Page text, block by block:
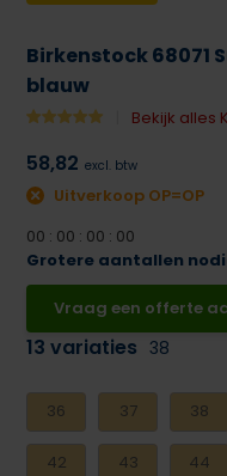
Birkenstock 68071
blauw
Bekijk alles
58,82 excl. btw
Uitverkoop OP=OP
00 : 00 : 00 : 00
Grotere aantallen
Vraag een offerte
13 variaties 38
36 37 38
42 43 44